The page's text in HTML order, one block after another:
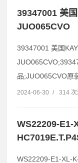
39347001 美
JUO065CVO
39347001 美国
品;JUO065CVO原
2024-06-30 / 314 次
WS22209-E1-
WS22209-E1-XL-